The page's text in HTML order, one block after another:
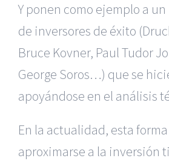
Y ponen como ejemplo a
de inversores de éxito
Bruce Kovner, Paul Tudor
George Soros…) que se
apoyándose en el análisis
En la actualidad, esta
aproximarse a la inversión